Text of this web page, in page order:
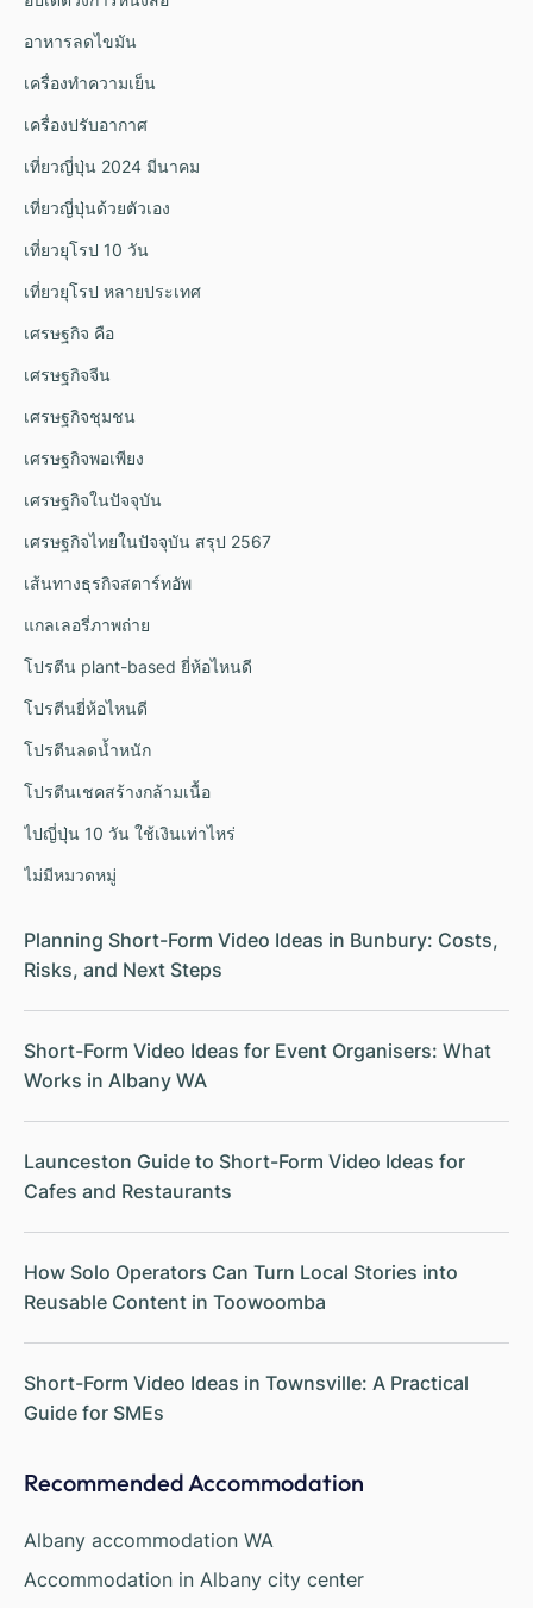
อาหารลดไขมัน
เครื่องทำความเย็น
เครื่องปรับอากาศ
เที่ยวญี่ปุ่น 2024 มีนาคม
เที่ยวญี่ปุ่นด้วยตัวเอง
เที่ยวยุโรป 10 วัน
เที่ยวยุโรป หลายประเทศ
เศรษฐกิจ คือ
เศรษฐกิจจีน
เศรษฐกิจชุมชน
เศรษฐกิจพอเพียง
เศรษฐกิจในปัจจุบัน
เศรษฐกิจไทยในปัจจุบัน สรุป 2567
เส้นทางธุรกิจสตาร์ทอัพ
แกลเลอรี่ภาพถ่าย
โปรตีน plant-based ยี่ห้อไหนดี
โปรตีนยี่ห้อไหนดี
โปรตีนลดน้ำหนัก
โปรตีนเชคสร้างกล้ามเนื้อ
ไปญี่ปุ่น 10 วัน ใช้เงินเท่าไหร่
ไม่มีหมวดหมู่
Planning Short-Form Video Ideas in Bunbury: Costs,
Risks, and Next Steps
Short-Form Video Ideas for Event Organisers: What
Works in Albany WA
Launceston Guide to Short-Form Video Ideas for
Cafes and Restaurants
How Solo Operators Can Turn Local Stories into
Reusable Content in Toowoomba
Short-Form Video Ideas in Townsville: A Practical
Guide for SMEs
Recommended Accommodation
Albany accommodation WA
Accommodation in Albany city center